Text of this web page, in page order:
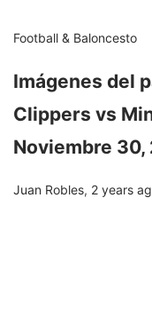
Football & Baloncesto
Imágenes del
Clippers vs
Noviembre
Juan Robles, 2 years